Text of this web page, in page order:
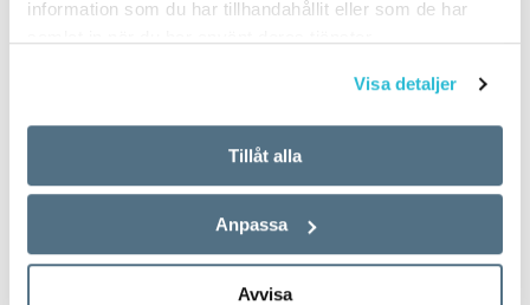
information som du har tillhandahållit eller som de har
Visa detaljer
Tillåt alla
Anpassa
Avvisa